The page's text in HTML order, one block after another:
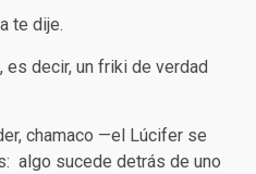
te dije.
decir, un friki de verdad
chamaco —el Lúcifer se
algo sucede detrás de uno